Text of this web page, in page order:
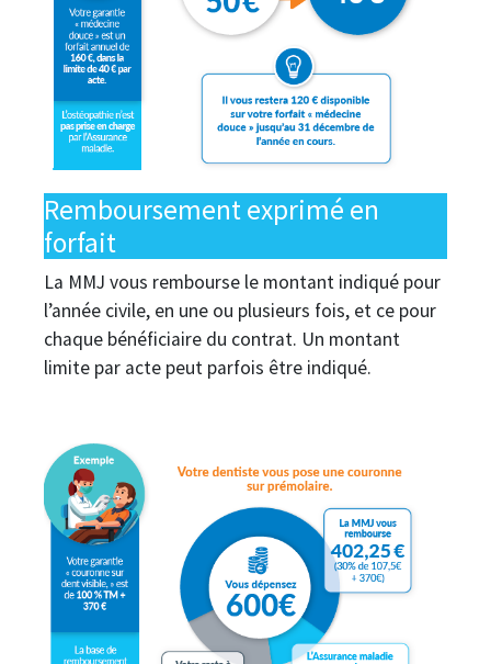
Remboursement exprimé en
forfait
La MMJ vous rembourse le montant indiqué pour
l’année civile, en une ou plusieurs fois, et ce pour
chaque bénéficiaire du contrat. Un montant
limite par acte peut parfois être indiqué.